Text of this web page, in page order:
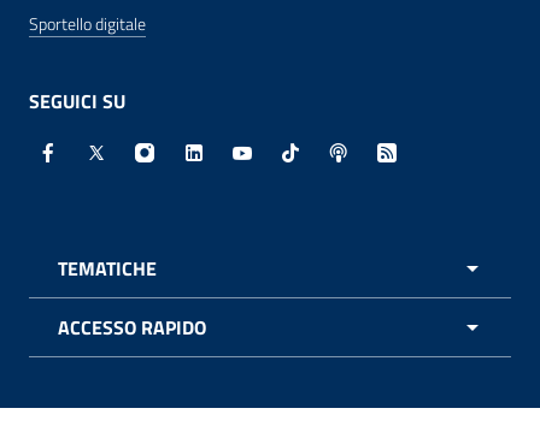
Sportello digitale
SEGUICI SU
Facebook - Sito esterno - Apertura in nuova finestra
X - Sito esterno - Apertura in nuova finestra
Instagram - Sito esterno - Apertura in
Linkedin - Sito esterno - Apertura in
Youtube - Sito esterno -
TikTok - Sito esterno -
Spreaker - Sito
Feed RSS -
TEMATICHE
ACCESSO RAPIDO